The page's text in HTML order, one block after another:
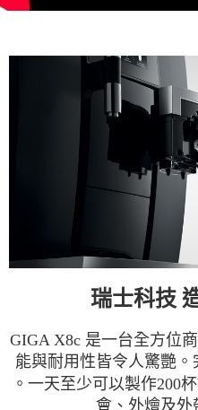
瑞士科技
GIGA X8c 是一台全方位
能與耐用性皆令人驚艷
。一天至少可以製作200
會、外燴及外